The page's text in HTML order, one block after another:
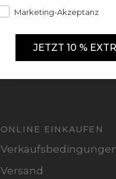
ONLINE EINKAUFEN
Versand
Marketing-Akzeptanz
JETZT 10 %